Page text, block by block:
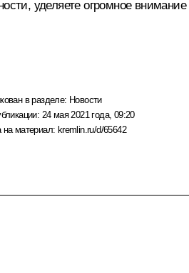
уделяете огромное
в разделе: Новости
24 мая 2021 года, 09:20
материал: kremlin.ru/d/65642